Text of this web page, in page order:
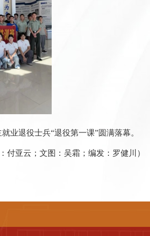
业退役士兵“退役第一课”圆满落幕。
付亚云；文图：吴霜；编发：罗健川）